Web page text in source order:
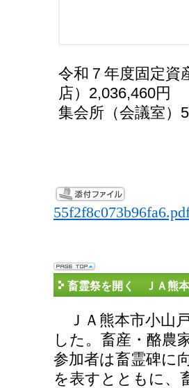
令和７年度固定資
店）2,036,460円
集会所（会議室）
畜霊祭を開く ＪＡ熊
ＪＡ熊本市小山
した。畜産・酪農
参加者は畜霊碑に
を表すとともに、